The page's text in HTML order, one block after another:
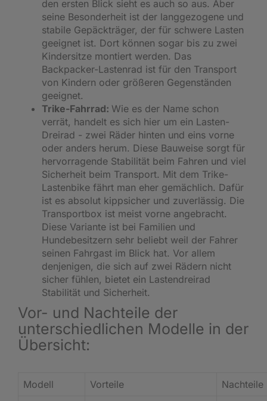
den ersten Blick sieht es auch so aus. Aber
seine Besonderheit ist der langgezogene und
stabile Gepäckträger, der für schwere Lasten
geeignet ist. Dort können sogar bis zu zwei
Kindersitze montiert werden. Das
Backpacker-Lastenrad ist für den Transport
von Kindern oder größeren Gegenständen
geeignet.
Trike-Fahrrad: Wie es der Name schon
verrät, handelt es sich hier um ein Lasten-
Dreirad - zwei Räder hinten und eins vorne
oder anders herum. Diese Bauweise sorgt für
hervorragende Stabilität beim Fahren und viel
Sicherheit beim Transport. Mit dem Trike-
Lastenbike fährt man eher gemächlich. Dafür
ist es absolut kippsicher und zuverlässig. Die
Transportbox ist meist vorne angebracht.
Diese Variante ist bei Familien und
Hundebesitzern sehr beliebt weil der Fahrer
seinen Fahrgast im Blick hat. Vor allem
denjenigen, die sich auf zwei Rädern nicht
sicher fühlen, bietet ein Lastendreirad
Stabilität und Sicherheit.
Vor- und Nachteile der
unterschiedlichen Modelle in der
Übersicht:
Modell Vorteile
Nachteile